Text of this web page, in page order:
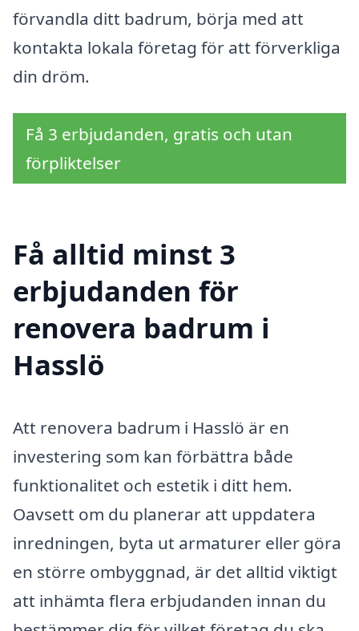
förvandla ditt badrum, börja med att
kontakta lokala företag för att förverkliga
din dröm.
Få 3 erbjudanden, gratis och utan
förpliktelser
Få alltid minst 3
erbjudanden för
renovera badrum i
Hasslö
Att renovera badrum i Hasslö är en
investering som kan förbättra både
funktionalitet och estetik i ditt hem.
Oavsett om du planerar att uppdatera
inredningen, byta ut armaturer eller göra
en större ombyggnad, är det alltid viktigt
att inhämta flera erbjudanden innan du